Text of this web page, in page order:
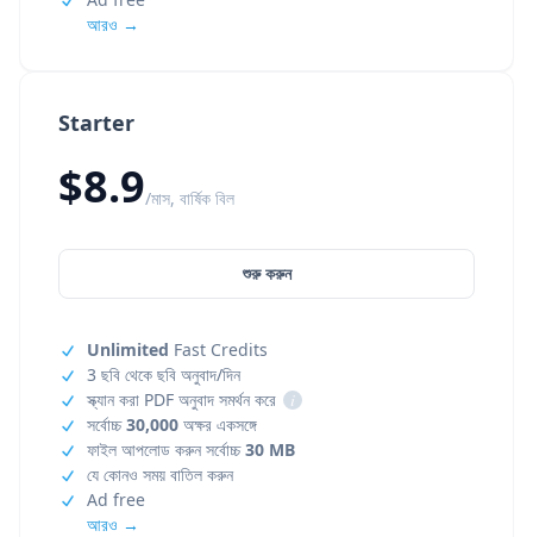
Starter
$8.9/মাস, বার্ষিক বিল
শুরু করুন
Unlimited Fast Credits
3 ছবি থেকে ছবি অনুবাদ/দিন
স্ক্যান করা PDF অনুবাদ সমর্থন করে
i
সর্বোচ্চ30,000 অক্ষর একসঙ্গে
ফাইল আপলোড করুন সর্বোচ্চ30 MB
যে কোনও সময় বাতিল করুন
Ad free
আরও →
আরও →